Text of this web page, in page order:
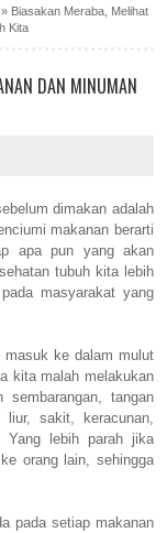
» Biasakan Meraba, Melihat
Kita
DAN MINUMAN
dimakan adalah
makanan berarti
apa pun yang akan
tubuh kita lebih
masyarakat yang
ke dalam mulut
kita malah melakukan
sembarangan, tangan
liur, sakit, keracunan,
Yang lebih parah jika
orang lain, sehingga
pada setiap makanan